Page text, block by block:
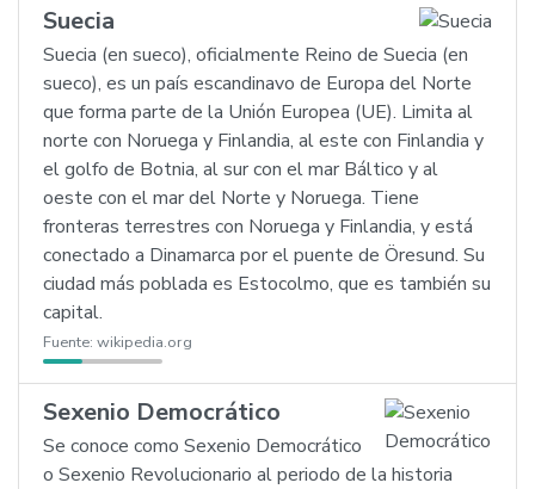
Suecia
Suecia (en sueco), oficialmente Reino de Suecia (en
sueco), es un país escandinavo de Europa del Norte
que forma parte de la Unión Europea (UE). Limita al
norte con Noruega y Finlandia, al este con Finlandia y
el golfo de Botnia, al sur con el mar Báltico y al
oeste con el mar del Norte y Noruega. Tiene
fronteras terrestres con Noruega y Finlandia, y está
conectado a Dinamarca por el puente de Öresund. Su
ciudad más poblada es Estocolmo, que es también su
capital.
Fuente: wikipedia.org
Sexenio Democrático
Se conoce como Sexenio Democrático
o Sexenio Revolucionario al periodo de la historia